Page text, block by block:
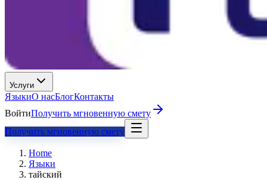
Услуги
ЯзыкиО насБлогКонтакты
ВойтиПолучить мгновенную смету
Получить мгновенную смету
Home
Языки
тайский